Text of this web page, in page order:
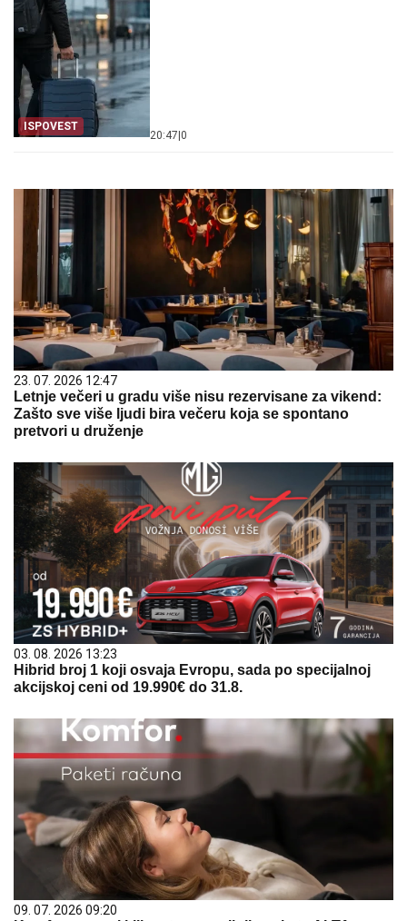
ISPOVEST
20:47 0
23. 07. 2026 12:47
Letnje večeri u gradu više nisu rezervisane za vikend:
Zašto sve više ljudi bira večeru koja se spontano
pretvori u druženje
03. 08. 2026 13:23
Hibrid broj 1 koji osvaja Evropu, sada po specijalnoj
akcijskoj ceni od 19.990€ do 31.8.
09. 07. 2026 09:20